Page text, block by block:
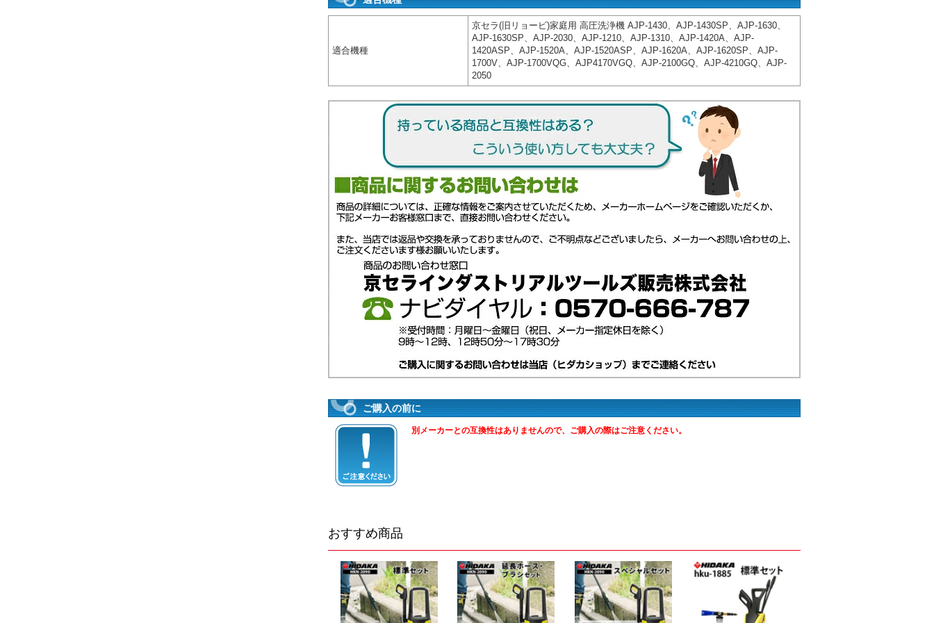
適合機種
京セラ(旧リョービ)家庭用 高圧洗浄機 AJP-1430、AJP-1430SP、AJP-1630、
AJP-1630SP、AJP-2030、AJP-1210、AJP-1310、AJP-1420A、AJP-
1420ASP、AJP-1520A、AJP-1520ASP、AJP-1620A、AJP-1620SP、AJP-
1700V、AJP-1700VQG、AJP4170VGQ、AJP-2100GQ、AJP-4210GQ、AJP-
2050
ご購入の前に
別メーカーとの互換性はありませんので、ご購入の際はご注意ください。
おすすめ商品